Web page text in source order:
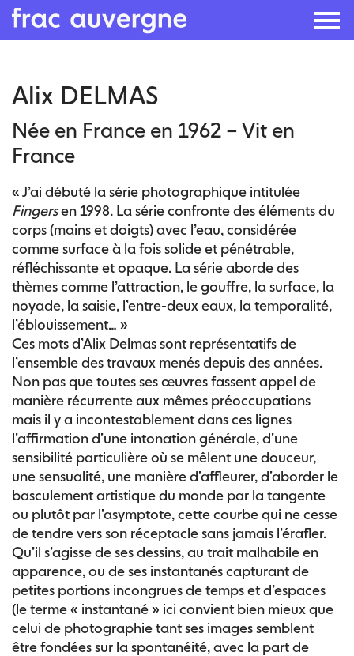
content
Alix DELMAS
Née en France en 1962 – Vit en
France
« J’ai débuté la série photographique intitulée
Fingersen 1998. La série confronte des éléments du
corps (mains et doigts) avec l’eau, considérée
comme surface à la fois solide et pénétrable,
réfléchissante et opaque. La série aborde des
thèmes comme l’attraction, le gouffre, la surface, la
noyade, la saisie, l’entre-deux eaux, la temporalité,
l’éblouissement… »
Ces mots d’Alix Delmas sont représentatifs de
l’ensemble des travaux menés depuis des années.
Non pas que toutes ses œuvres fassent appel de
manière récurrente aux mêmes préoccupations
mais il y a incontestablement dans ces lignes
l’affirmation d’une intonation générale, d’une
sensibilité particulière où se mêlent une douceur,
une sensualité, une manière d’affleurer, d’aborder le
basculement artistique du monde par la tangente
ou plutôt par l’asymptote, cette courbe qui ne cesse
de tendre vers son réceptacle sans jamais l’érafler.
Qu’il s’agisse de ses dessins, au trait malhabile en
apparence, ou de ses instantanés capturant de
petites portions incongrues de temps et d’espaces
(le terme « instantané » ici convient bien mieux que
celui de photographie tant ses images semblent
être fondées sur la spontanéité, avec la part de